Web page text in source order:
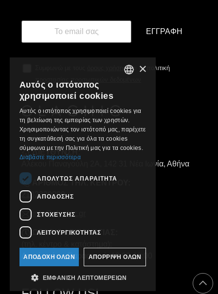
ΕΓΓΡΑΦΉ
όρους χρήσηςκαι τη πολιτική
προστασίας προσωπικών δεδομένων
ΔΙΕΥΘΥΝΣΗ:
Αλέκου Παναγούλη 2Α, 142 31 Νέα Ιωνία, Αθήνα
ΑΡΙΘΜΟΣ ΤΗΛ. ΚΕΝΤΡΟΥ:
2102829000
info@clachic.gr
ΩΡΑΡΙΟ ΛΕΙΤΟΥΡΓΙΑΣ:
Δευτέρα έως Παρασκευή, 10:00-18:00
×
Αυτός ο ιστότοπος
χρησιμοποιεί cookies
Αυτός ο ιστότοπος χρησιμοποιεί cookies για
τη βελτίωση της εμπειρίας των χρηστών.
Χρησιμοποιώντας τον ιστότοπό μας, παρέχετε
τη συγκατάθεσή σας για όλα τα cookies
σύμφωνα με την Πολιτική μας για τα cookies.
Διαβάστε περισσότερα
ΑΠΟΛΎΤΩΣ ΑΠΑΡΑΊΤΗΤΑ
ΑΠΌΔΟΣΗΣ
ΣΤΌΧΕΥΣΗΣ
ΛΕΙΤΟΥΡΓΙΚΌΤΗΤΑΣ
ΑΠΟΔΟΧΉ ΌΛΩΝ ΑΠΌΡΡΙΨΗ ΌΛΩΝ
ΕΜΦΆΝΙΣΗ ΛΕΠΤΟΜΕΡΕΙΏΝ